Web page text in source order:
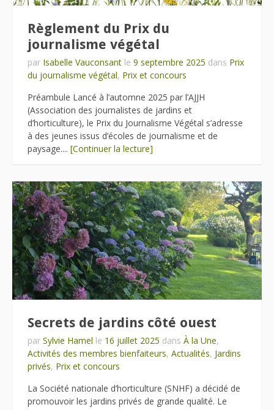
Règlement du Prix du
journalisme végétal
par Isabelle Vauconsant le 9 septembre 2025 dans Prix
du journalisme végétal, Prix et concours
Préambule Lancé à l’automne 2025 par l’AJJH
(Association des journalistes de jardins et
d’horticulture), le Prix du Journalisme Végétal s’adresse
à des jeunes issus d’écoles de journalisme et de
paysage.... [Continuer la lecture]
Secrets de jardins côté ouest
par Sylvie Hamel le 16 juillet 2025 dans À la Une,
Activités des membres bienfaiteurs, Actualités, Jardins
privés, Prix et concours
La Société nationale d’horticulture (SNHF) a décidé de
promouvoir les jardins privés de grande qualité. Le